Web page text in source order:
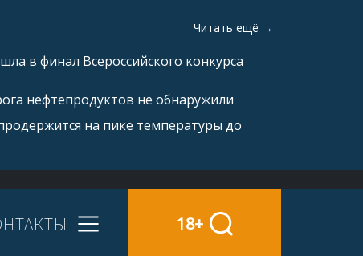
Читать ещё →
в финал Всероссийского конкурса
нефтепродуктов не обнаружили
на пике температуры до
18+